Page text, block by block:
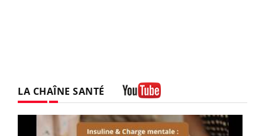
LA CHAÎNE SANTÉ